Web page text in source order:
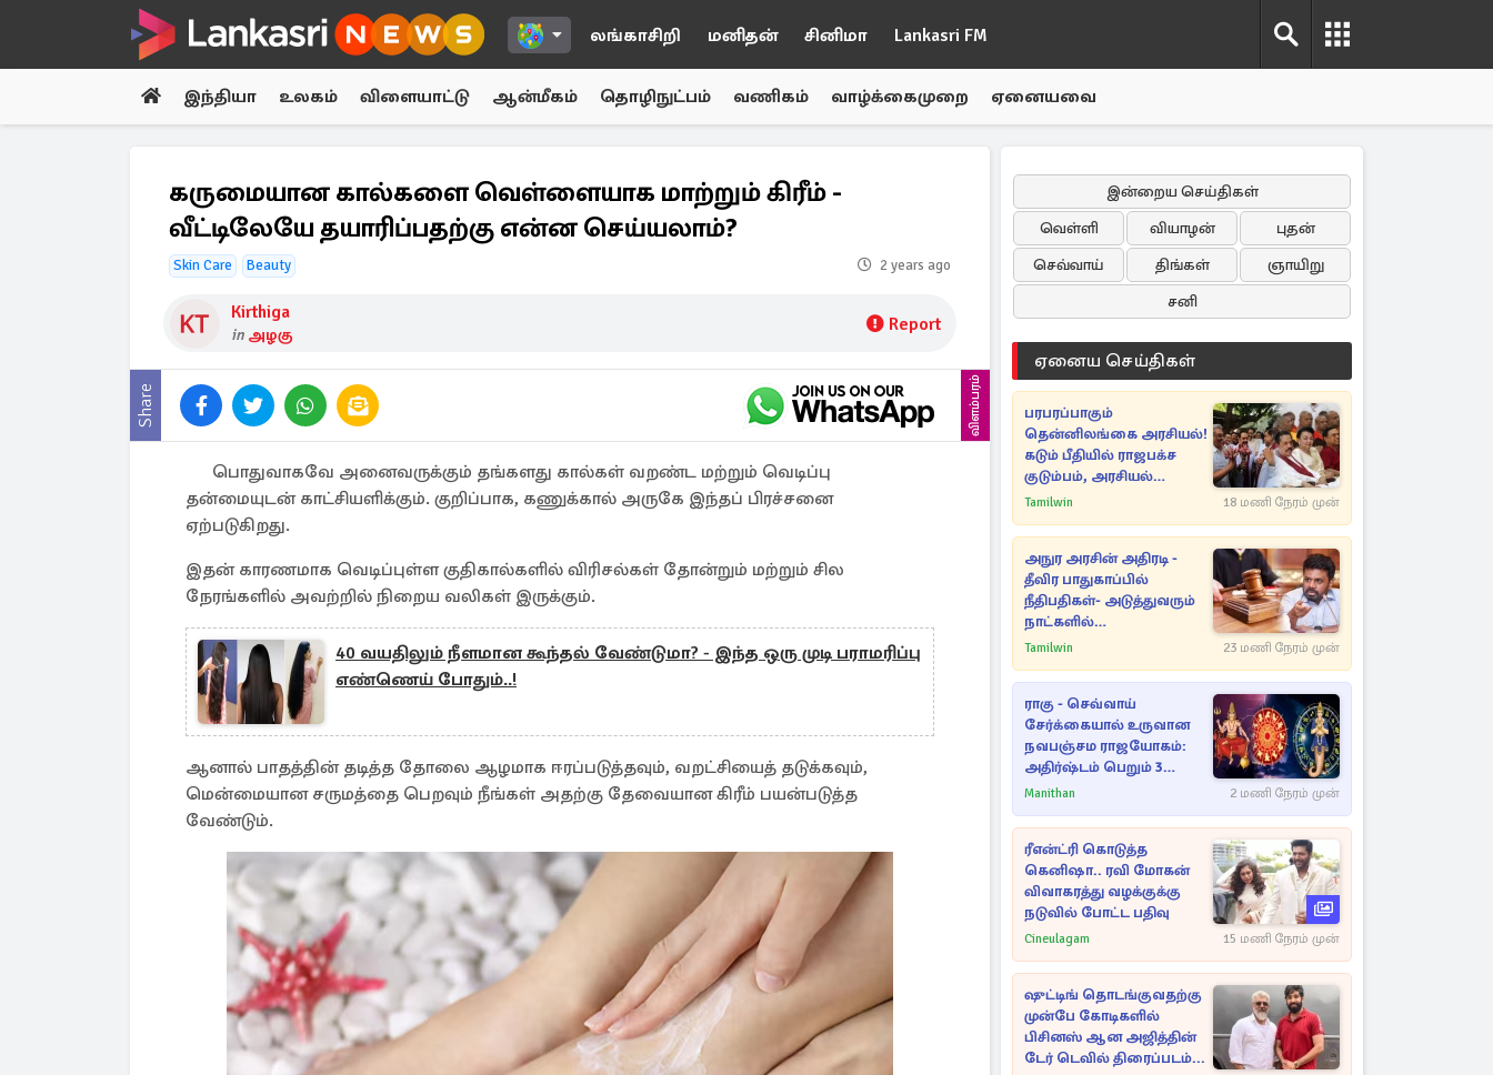
லங்காசிறி மனிதன் சினிமா Lankasri FM
இந்தியா உலகம் விளையாட்டு ஆன்மீகம் தொழிநுட்பம் வணிகம் வாழ்க்கைமுறை ஏனையவை
கருமையான கால்களை வெள்ளையாக மாற்றும் கிரீம் -
வீட்டிலேயே தயாரிப்பதற்கு என்ன செய்யலாம்?
Skin Care Beauty 2 years ago
Kirthiga
in அழகு Report
Share விளம்பரம்
பொதுவாகவே அனைவருக்கும் தங்களது கால்கள் வறண்ட மற்றும் வெடிப்பு
தன்மையுடன் காட்சியளிக்கும். குறிப்பாக, கணுக்கால் அருகே இந்தப் பிரச்சனை
ஏற்படுகிறது.
இதன் காரணமாக வெடிப்புள்ள குதிகால்களில் விரிசல்கள் தோன்றும் மற்றும் சில
நேரங்களில் அவற்றில் நிறைய வலிகள் இருக்கும்.
40 வயதிலும் நீளமான கூந்தல் வேண்டுமா? - இந்த ஒரு முடி பராமரிப்பு
எண்ணெய் போதும்..!
ஆனால் பாதத்தின் தடித்த தோலை ஆழமாக ஈரப்படுத்தவும், வறட்சியைத் தடுக்கவும்,
மென்மையான சருமத்தை பெறவும் நீங்கள் அதற்கு தேவையான கிரீம் பயன்படுத்த
வேண்டும்.
இன்றைய செய்திகள்
வெள்ளி
வியாழன்
புதன்
செவ்வாய்
திங்கள்
ஞாயிறு
சனி
ஏனைய செய்திகள்
பரபரப்பாகும்
தென்னிலங்கை அரசியல்!
கடும் பீதியில் ராஜபக்ச
குடும்பம், அரசியல்
நட்புகள்
Tamilwin 18 மணி நேரம் முன்
அநுர அரசின் அதிரடி -
தீவிர பாதுகாப்பில்
நீதிபதிகள்- அடுத்துவரும்
நாட்களில்
அம்பலமாகவுள்ள ரகசியம்
Tamilwin 23 மணி நேரம் முன்
ராகு - செவ்வாய்
சேர்க்கையால் உருவான
நவபஞ்சம ராஜயோகம்:
அதிர்ஷ்டம் பெறும் 3
ராசிகள்!
Manithan 2 மணி நேரம் முன்
ரீஎன்ட்ரி கொடுத்த
கெனிஷா.. ரவி மோகன்
விவாகரத்து வழக்குக்கு
நடுவில் போட்ட பதிவு
Cineulagam 15 மணி நேரம் முன்
ஷுட்டிங் தொடங்குவதற்கு
முன்பே கோடிகளில்
பிசினஸ் ஆன அஜித்தின்
டேர் டெவில் திரைப்படம்...